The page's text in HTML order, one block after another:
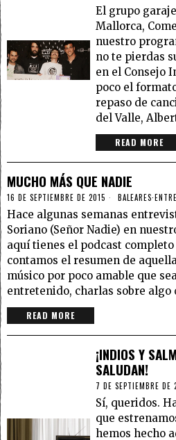
El grupo
Mallorca,
nuestro
no te pierdas
en el Consejo
poco el
repaso de
del Valle,
READ MORE
MUCHO MÁS QUE NADIE
16 DE SEPTIEMBRE DE 2015 BALEARES·
Hace algunas semanas
Soriano (Señor Nadie) en
aquí tienes el podcast
contamos el resumen de
músico por poco amable que
entretenido, charlas sobre algo
READ MORE
¡INDIOS Y
SALUDAN!
7 DE SEPTIEMBRE DE
Sí, queridos.
que
hemos hecho